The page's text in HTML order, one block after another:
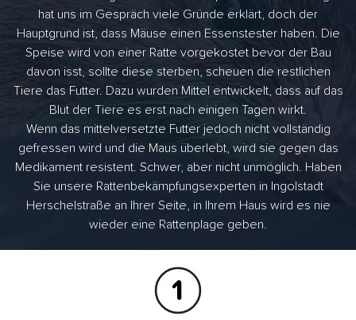
hat uns im Gespräch viele Gründe erklärt, doch der
Hauptgrund ist, dass Mäuse einen Essenstester haben. Die
Speise wird von einer Ratte vorgekostet bevor der Bau
davon isst, sollte diese sterben, scheuen die restlichen
Tiere das Futter. Dazu wurden Mittel entwickelt, dass auf das
Blut der Tiere es erst nach einigen Tagen wirkt.
Wenn das mittelversetzte Futter jedoch nicht vollständig
gefressen wird und die Maus überlebt, wird sie gegen das
Medikament resistent. Schwer, aber nicht unmöglich. Haben
Sie unsere Rattenbekämpfungsexperten in Ingolstadt
Herschelstraße an Ihrer Seite, in Ihrem Haus wird es nie
wieder eine Rattenplage geben.